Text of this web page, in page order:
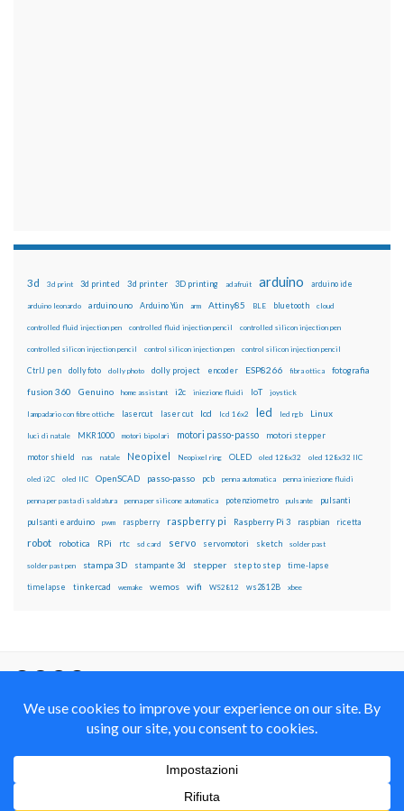
3d 3d print 3d printed 3d printer 3D printing adafruit arduino arduino ide
arduino leonardo arduino uno Arduino Yún arm Attiny85 BLE bluetooth cloud
controlled fluid injection pen controlled fluid injection pencil controlled silicon injection pen
controlled silicon injection pencil control silicon injection pen control silicon injection pencil
CtrlJ pen dolly foto dolly photo dolly project encoder ESP8266 fibra ottica fotografia
fusion 360 Genuino home assistant i2c iniezione fluidi IoT joystick
lampadario con fibre ottiche lasercut laser cut lcd lcd 16x2 led led rgb Linux
luci di natale MKR1000 motori bipolari motori passo-passo motori stepper
motor shield nas natale Neopixel Neopixel ring OLED oled 128x32 oled 128x32 IIC
oled i2C oled IIC OpenSCAD passo-passo pcb penna automatica penna iniezione fluidi
penna per pasta di saldatura penna per silicone automatica potenziometro pulsante pulsanti
pulsanti e arduino pwm raspberry raspberry pi Raspberry Pi 3 raspbian ricetta
robot robotica RPi rtc sd card servo servomotori sketch solder past
solder past pen stampa 3D stampante 3d stepper step to step time-lapse
timelapse tinkercad wemake wemos wifi WS2812 ws2812B xbee
Alike 4.0 International
© 2012-2018 Mauro Alfieri Elettronica Domotica Robotica Arduino Corsi